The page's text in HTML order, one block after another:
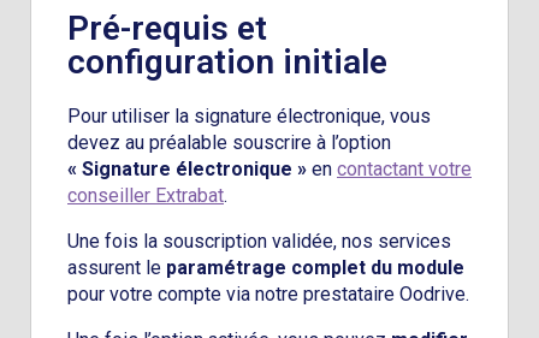
Pré-requis et
configuration initiale
Pour utiliser la signature électronique, vous
devez au préalable souscrire à l’option
« Signature électronique » en contactant votre
conseiller Extrabat.
Une fois la souscription validée, nos services
assurent le paramétrage complet du module
pour votre compte via notre prestataire Oodrive.